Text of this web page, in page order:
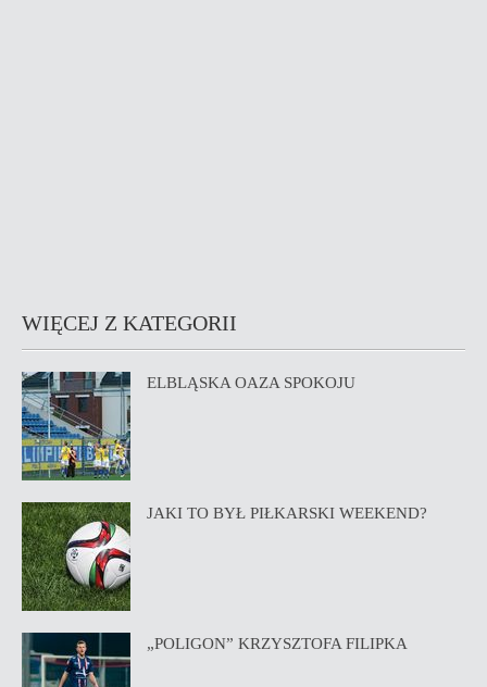
WIĘCEJ Z KATEGORII
ELBLĄSKA OAZA SPOKOJU
JAKI TO BYŁ PIŁKARSKI WEEKEND?
„POLIGON” KRZYSZTOFA FILIPKA